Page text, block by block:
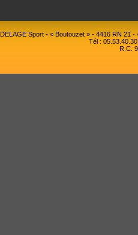
DELAGE Sport - « Boutouzet » - 4416 RN 21
Tél :
R.C.